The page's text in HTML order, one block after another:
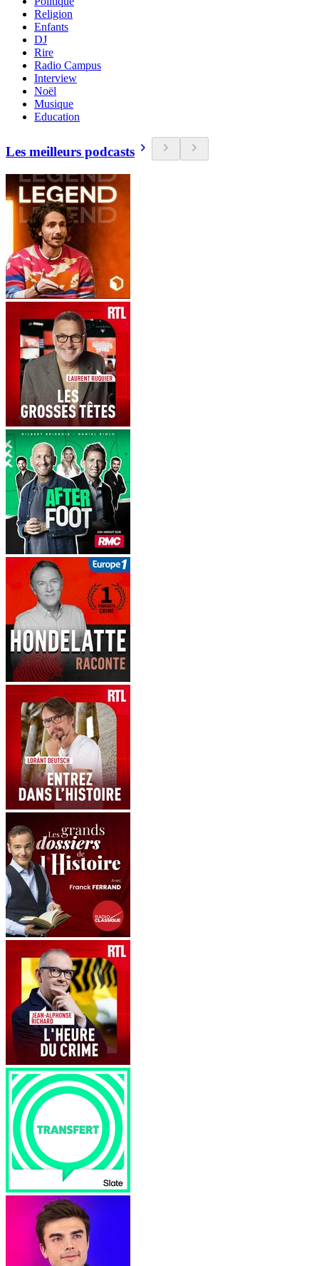
Religion
Enfants
DJ
Rire
Radio Campus
Interview
Noël
Musique
Education
Les meilleurs podcasts